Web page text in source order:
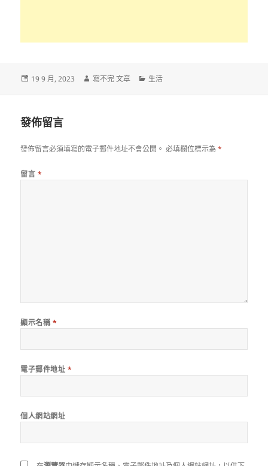
發
19 9 月, 2023
作
寫不完 文章
分
生活
發佈留言
發佈留言必須填寫的電子郵件地址不會公開。 必填欄位標示為*
留言 *
顯示名稱 *
電子郵件地址 *
個人網站網址